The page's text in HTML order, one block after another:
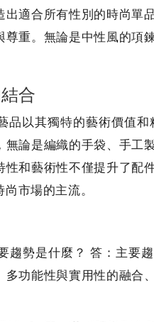
適合所有性別的時尚單
重。無論是中性風的項
合
品以其獨特的藝術價值
無論是編織的手袋、手工
性和藝術性不僅提升了配
市場的主流。
趨勢是什麼？ 答：主要
功能性與實用性的融合